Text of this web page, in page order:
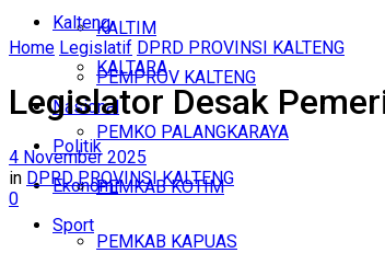
KALTIM
KALTARA
Nasional
Politik
Ekonomi
Sport
Kalteng
PEMPROV KALTENG
PEMKO PALANGKARAYA
PEMKAB KOTIM
PEMKAB KAPUAS
Home Legislatif DPRD PROVINSI KALTENG
Legislator Desak
4 November 2025
in DPRD PROVINSI KALTENG
0